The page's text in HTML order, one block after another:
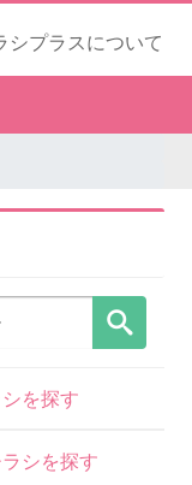
シプラスについて
を探す
シを探す